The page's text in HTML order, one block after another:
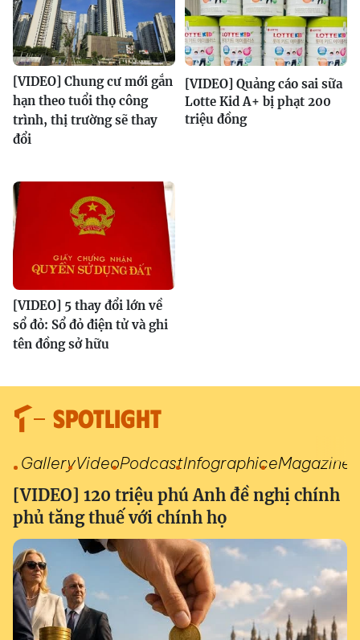
[VIDEO] Chung cư mới gắn
hạn theo tuổi thọ công
trình, thị trường sẽ thay
đổi
[VIDEO] Quảng cáo sai sữa
Lotte Kid A+ bị phạt 200
triệu đồng
[VIDEO] 5 thay đổi lớn về
sổ đỏ: Sổ đỏ điện tử và ghi
tên đồng sở hữu
SPOTLIGHT
GalleryVideoPodcastInfographiceMagazine
[VIDEO] 120 triệu phú Anh đề nghị chính
phủ tăng thuế với chính họ